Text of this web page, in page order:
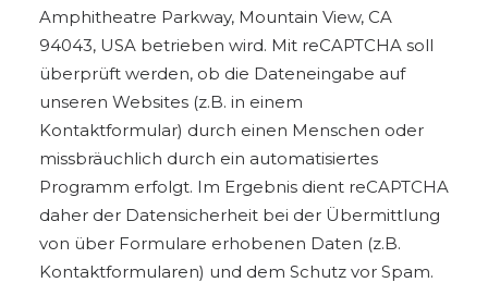
Amphitheatre Parkway, Mountain View, CA
94043, USA betrieben wird. Mit reCAPTCHA soll
überprüft werden, ob die Dateneingabe auf
unseren Websites (z.B. in einem
Kontaktformular) durch einen Menschen oder
missbräuchlich durch ein automatisiertes
Programm erfolgt. Im Ergebnis dient reCAPTCHA
daher der Datensicherheit bei der Übermittlung
von über Formulare erhobenen Daten (z.B.
Kontaktformularen) und dem Schutz vor Spam.